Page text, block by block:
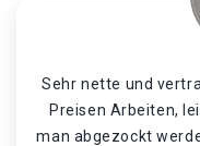
Sehr nette und
Preisen Arbeiten,
man abgezockt